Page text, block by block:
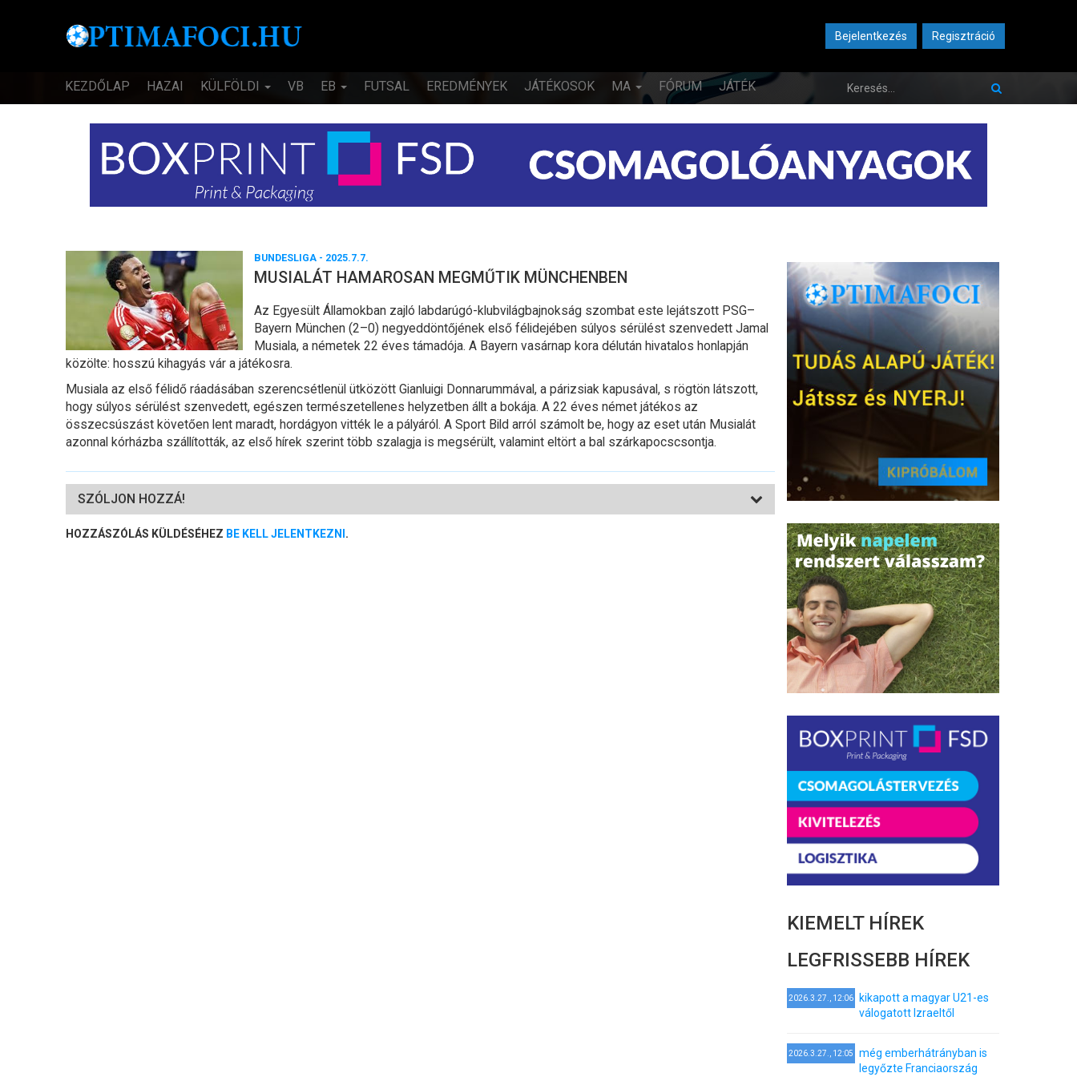
Regisztráció
Bejelentkezés
KEZDŐLAP HAZAI KÜLFÖLDI VB EB FUTSAL EREDMÉNYEK JÁTÉKOSOK MA FÓRUM JÁTÉK
KIEMELT HÍREK
LEGFRISSEBB HÍREK
2026.3.27., 12:06
kikapott a magyar U21-es
válogatott Izraeltől
2026.3.27., 12:05
még emberhátrányban is
legyőzte Franciaország
BUNDESLIGA - 2025.7.7.
MUSIALÁT HAMAROSAN MEGMŰTIK MÜNCHENBEN
Az Egyesült Államokban zajló labdarúgó-klubvilágbajnokság szombat este lejátszott PSG–
Bayern München (2–0) negyeddöntőjének első félidejében súlyos sérülést szenvedett Jamal
Musiala, a németek 22 éves támadója. A Bayern vasárnap kora délután hivatalos honlapján
közölte: hosszú kihagyás vár a játékosra.
Musiala az első félidő ráadásában szerencsétlenül ütközött Gianluigi Donnarummával, a párizsiak kapusával, s rögtön látszott,
hogy súlyos sérülést szenvedett, egészen természetellenes helyzetben állt a bokája. A 22 éves német játékos az
összecsúszást követően lent maradt, hordágyon vitték le a pályáról. A Sport Bild arról számolt be, hogy az eset után Musialát
azonnal kórházba szállították, az első hírek szerint több szalagja is megsérült, valamint eltört a bal szárkapocscsontja.
SZÓLJON HOZZÁ!
HOZZÁSZÓLÁS KÜLDÉSÉHEZ BE KELL JELENTKEZNI .